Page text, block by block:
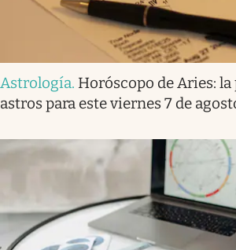
Astrología. Horóscopo de Aries:
astros para este viernes 7 de